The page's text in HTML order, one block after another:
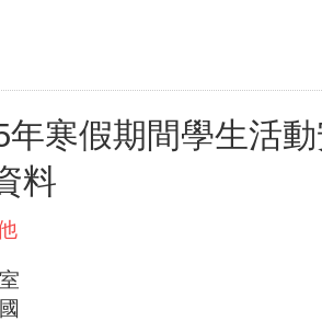
年寒假期間學生活
料